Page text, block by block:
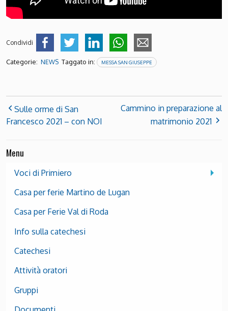
Condividi
Categorie: NEWS Taggato in: MESSA SAN GIUSEPPE
Sulle orme di San
Francesco 2021 – con NOI
Cammino in preparazione al
matrimonio 2021
Menu
Voci di Primiero
Casa per ferie Martino de Lugan
Casa per Ferie Val di Roda
Info sulla catechesi
Catechesi
Attività oratori
Gruppi